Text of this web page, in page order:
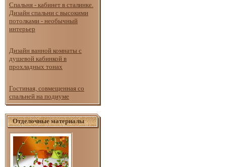
Спальня - кабинет в сталинке.
Дизайн спальни с высокими
потолками - необычный
интерьер
Дизайн ванной комнаты с
душевой кабинкой в
прохладных тонах
Гостиная, совмещенная со
спальней на подиуме
Отделочные материалы